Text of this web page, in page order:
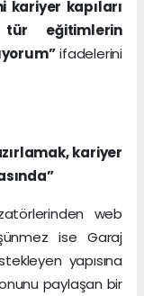
kariyer kapıları
eğitimlerin
ifadelerini
kariyer
web
ise Garaj
yapısına
paylaşan bir